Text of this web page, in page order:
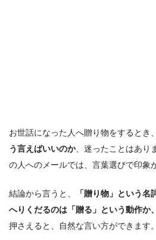
お世話になった人へ贈り物をするとき、
う言えばいいのか、迷ったことはあり
の人へのメールでは、言葉選びで印象
結論から言うと、
「贈り物」という名
へりくだるのは「贈る」という動作か
押さえると、自然な言い方ができます。